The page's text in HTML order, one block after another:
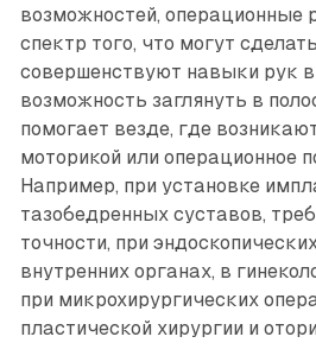
возможностей, операционные
спектр того, что могут
совершенствуют навыки рук
возможность заглянуть в
помогает везде, где
моторикой или операционное
Например, при установке
тазобедренных суставов,
точности, при
внутренних органах, в
при микрохирургических
пластической хирургии и